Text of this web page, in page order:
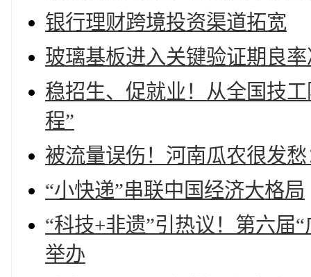
银行理财跨境投资渠道拓宽
玻璃基板进入关键验证期良
稳招生、促就业！从全国技
程”
被流量误伤！河南瓜农很发
“小快递”串联中国经济大格局
“科技+非遗”引热议！第六届
举办